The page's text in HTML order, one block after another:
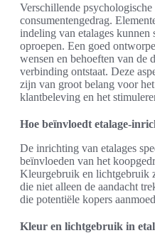
Verschillende
consumentengedrag.
indeling van etalages kunnen
oproepen. Een goed
wensen en behoeften van de
verbinding ontstaat. Deze
zijn van groot belang voor
klantbeleving en het
Hoe beïnvloedt etalage-
De inrichting van etalages
beïnvloeden van het
Kleurgebruik en lichtgebruik
die niet alleen de aandacht
die potentiële kopers
Kleur en lichtgebruik in